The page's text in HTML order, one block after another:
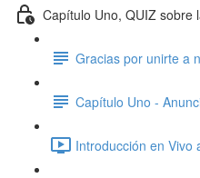
Capítulo Uno, QUIZ sobre
Gracias por unirte a
Capítulo Uno -
Introducción en Vivo